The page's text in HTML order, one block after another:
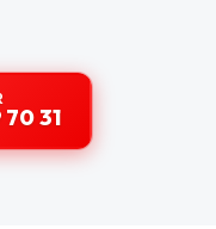
70 31